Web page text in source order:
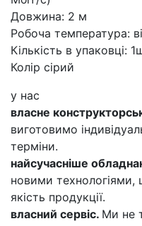
Довжина: 2 м
Робоча температура:
Кількість в упаковці:
Колір сірий
у нас
власне
виготовимо
терміни.
найсучасніше
новими
якість продукції.
власний сервіс. Ми не